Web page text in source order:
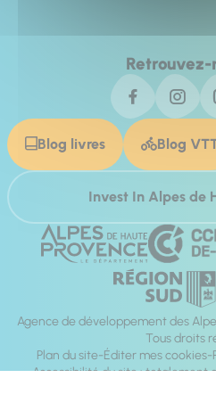
Retrouvez-
Blog livres Blog
Invest In Alpes de
Agence de développement des
Tous droits
Plan du site Éditer mes cookies
Accessibilité du site : totalement